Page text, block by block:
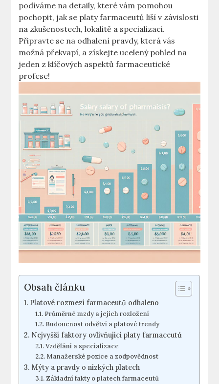
podíváme na detaily, které vám pomohou
pochopit, jak se platy farmaceutů liší v závislosti
na zkušenostech, lokalitě a specializaci.
Připravte se na odhalení pravdy, která vás
možná překvapí, a získejte ucelený pohled na
jeden z klíčových aspektů farmaceutické
profese!
Obsah článku
Platové rozmezí farmaceutů odhaleno
Průměrné mzdy a jejich rozložení
Budoucnost odvětví a platové trendy
Nejvyšší faktory ovlivňující platy farmaceutů
Vzdělání a specializace
Manažerské pozice a zodpovědnost
Mýty a pravdy o nízkých platech
Základní fakty o platech farmaceutů